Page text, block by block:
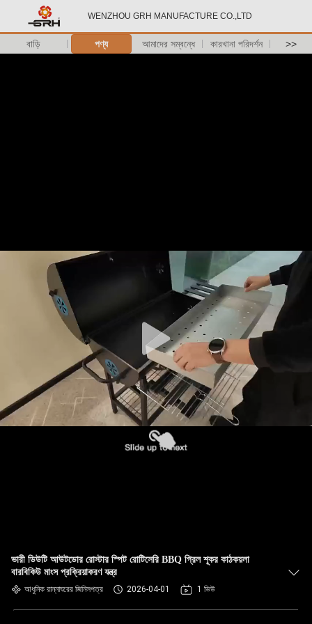
WENZHOU GRH MANUFACTURE CO.,LTD
বাড়ি পণ্য আমাদের সম্বন্ধে কারখানা পরিদর্শন >>
ভারী ডিউটি আউটডোর রোস্টার স্পিট রোটিসেরি BBQ গ্রিল শূকর কাঠকয়লা
বারবিকিউ মাংস প্রক্রিয়াকরণ যন্ত্র
আধুনিক রান্নাঘরের জিনিসপত্র 2026-04-01 1 ভিউ